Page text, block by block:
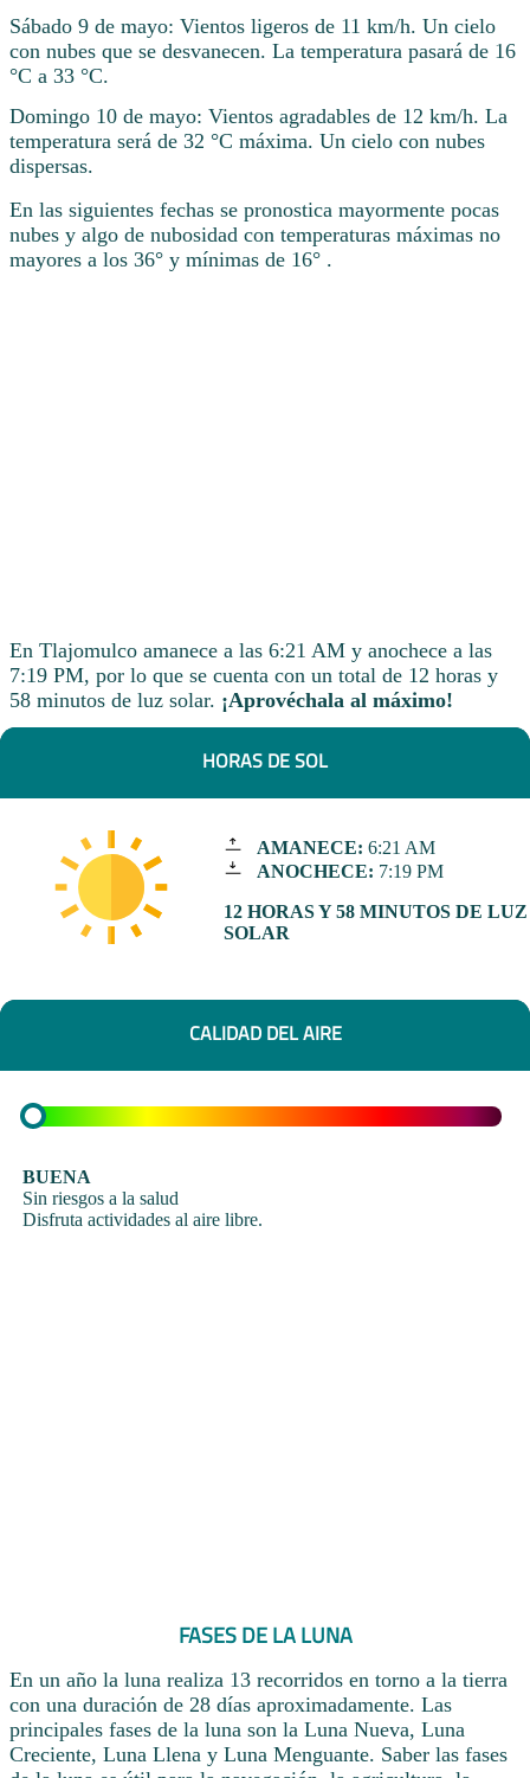
Sábado 9 de mayo: Vientos ligeros de 11 km/h. Un cielo
con nubes que se desvanecen. La temperatura pasará de 16
°C a 33 °C.
Domingo 10 de mayo: Vientos agradables de 12 km/h. La
temperatura será de 32 °C máxima. Un cielo con nubes
dispersas.
En las siguientes fechas se pronostica mayormente pocas
nubes y algo de nubosidad con temperaturas máximas no
mayores a los 36° y mínimas de 16° .
En Tlajomulco amanece a las 6:21 AM y anochece a las
7:19 PM, por lo que se cuenta con un total de 12 horas y
58 minutos de luz solar. ¡Aprovéchala al máximo!
HORAS DE SOL
AMANECE: 6:21 AM
ANOCHECE: 7:19 PM
12 HORAS Y 58 MINUTOS DE LUZ
SOLAR
CALIDAD DEL AIRE
BUENA
Sin riesgos a la salud
Disfruta actividades al aire libre.
FASES DE LA LUNA
En un año la luna realiza 13 recorridos en torno a la tierra
con una duración de 28 días aproximadamente. Las
principales fases de la luna son la Luna Nueva, Luna
Creciente, Luna Llena y Luna Menguante. Saber las fases